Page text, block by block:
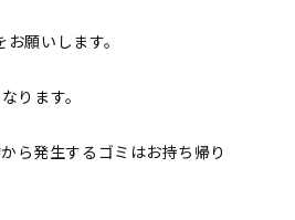
願いします。
ります。
ら発生するゴミはお持ち帰り